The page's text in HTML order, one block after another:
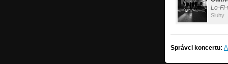
Lo-
Sluhy
Správci koncertu: